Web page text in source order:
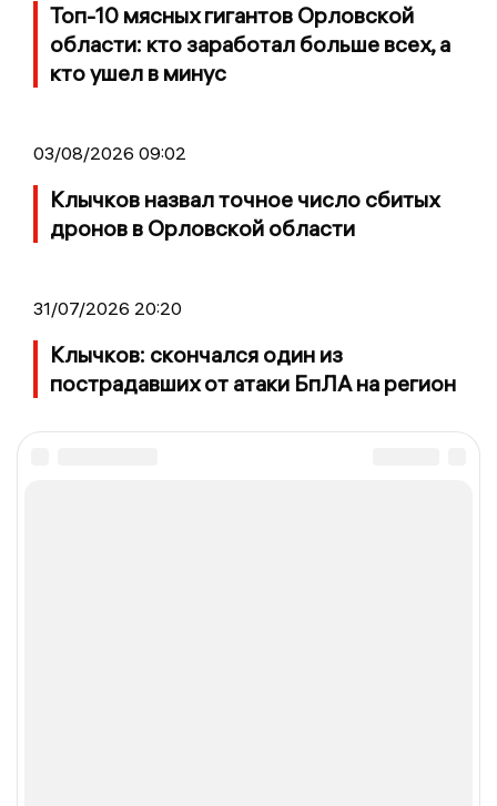
Топ-10 мясных гигантов Орловской
области: кто заработал больше всех, а
кто ушел в минус
03/08/2026 09:02
Клычков назвал точное число сбитых
дронов в Орловской области
31/07/2026 20:20
Клычков: скончался один из
пострадавших от атаки БпЛА на регион